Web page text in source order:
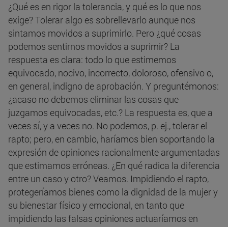
¿Qué es en rigor la tolerancia, y qué es lo que nos
exige? Tolerar algo es sobrellevarlo aunque nos
sintamos movidos a suprimirlo. Pero ¿qué cosas
podemos sentirnos movidos a suprimir? La
respuesta es clara: todo lo que estimemos
equivocado, nocivo, incorrecto, doloroso, ofensivo o,
en general, indigno de aprobación. Y preguntémonos:
¿acaso no debemos eliminar las cosas que
juzgamos equivocadas, etc.? La respuesta es, que a
veces sí, y a veces no. No podemos, p. ej., tolerar el
rapto; pero, en cambio, haríamos bien soportando la
expresión de opiniones racionalmente argumentadas
que estimamos erróneas. ¿En qué radica la diferencia
entre un caso y otro? Veamos. Impidiendo el rapto,
protegeríamos bienes como la dignidad de la mujer y
su bienestar físico y emocional, en tanto que
impidiendo las falsas opiniones actuaríamos en